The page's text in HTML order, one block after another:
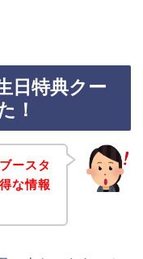
日特典クー
！
ースタ
な情報